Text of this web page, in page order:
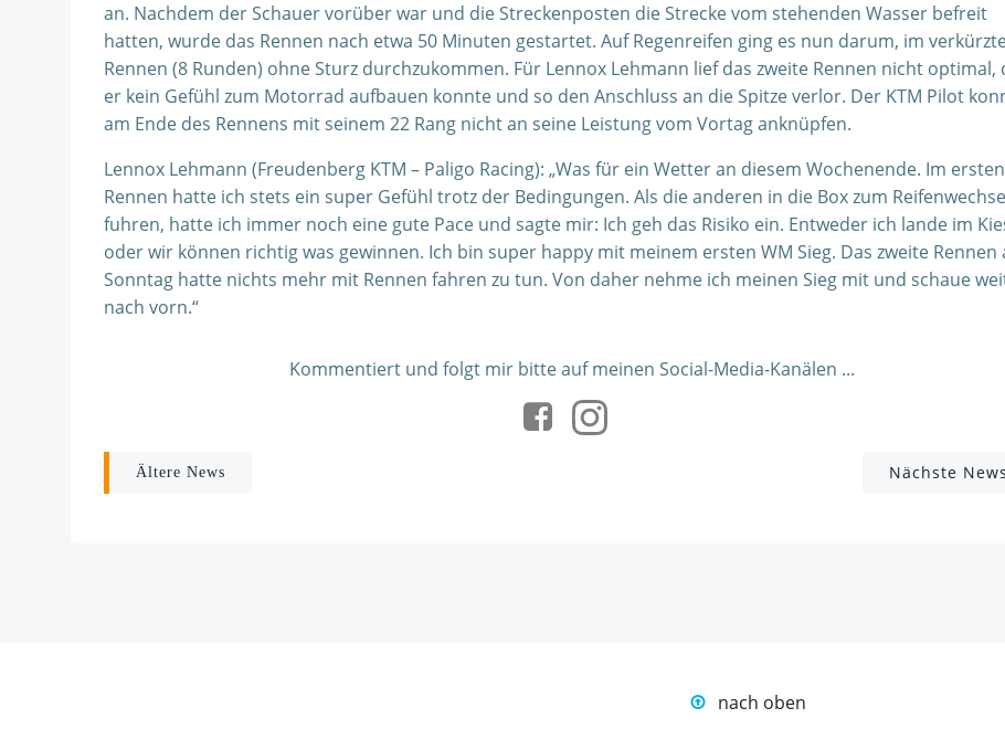
an. Nachdem der Schauer vorüber war und die Streckenposten die Strecke vom stehenden Wasser befreit
hatten, wurde das Rennen nach etwa 50 Minuten gestartet. Auf Regenreifen ging es nun darum, im
Rennen (8 Runden) ohne Sturz durchzukommen. Für Lennox Lehmann lief das zweite Rennen nicht optimal,
er kein Gefühl zum Motorrad aufbauen konnte und so den Anschluss an die Spitze verlor. Der KTM Pilot
am Ende des Rennens mit seinem 22 Rang nicht an seine Leistung vom Vortag anknüpfen.
Lennox Lehmann (Freudenberg KTM – Paligo Racing): „Was für ein Wetter an diesem Wochenende. Im ersten
Rennen hatte ich stets ein super Gefühl trotz der Bedingungen. Als die anderen in die Box zum
fuhren, hatte ich immer noch eine gute Pace und sagte mir: Ich geh das Risiko ein. Entweder ich lande im
oder wir können richtig was gewinnen. Ich bin super happy mit meinem ersten WM Sieg. Das zweite Rennen
Sonntag hatte nichts mehr mit Rennen fahren zu tun. Von daher nehme ich meinen Sieg mit und schaue
nach vorn.“
Kommentiert und folgt mir bitte auf meinen Social-Media-Kanälen ...
Post
Ältere News Nächste News
nach oben